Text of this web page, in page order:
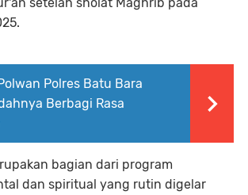
Polres Batu Bara
Berbagi Rasa
bagian dari program
dan spiritual yang rutin digelar